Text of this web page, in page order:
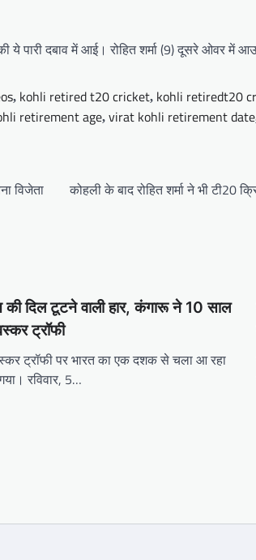
ये पारी दबाव में आई। रोहित शर्मा (9) दूसरे ओवर
, kohli retired t20 cricket, kohli retiredt20
retirement age, virat kohli retirement date
विजेता कोहली के बाद रोहित शर्मा ने भी
की दिल टूटने वाली हार, कंगारू ने 10 साल
ट्रॉफी
ट्रॉफी पर भारत का एक दशक से चला आ रहा
रविवार, 5…